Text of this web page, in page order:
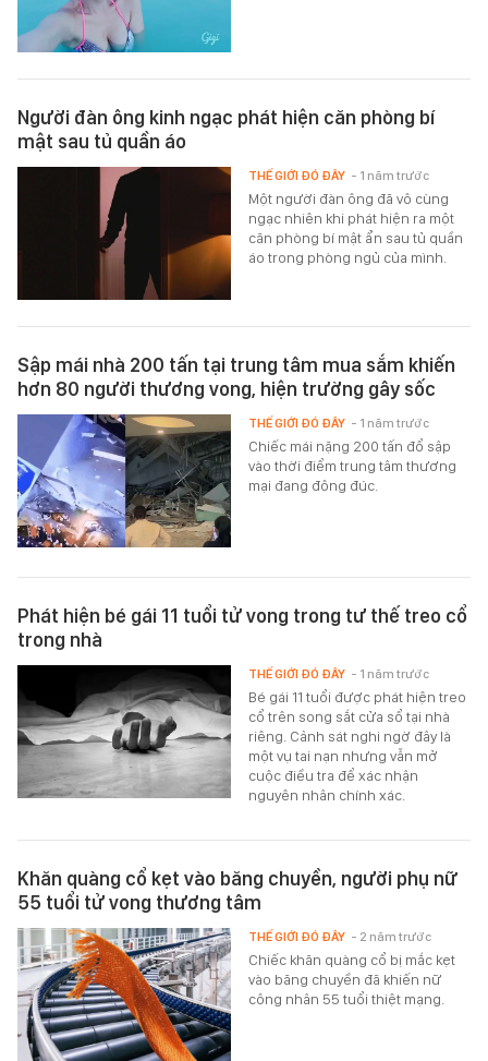
Người đàn ông kinh ngạc phát hiện căn phòng bí
mật sau tủ quần áo
Một người đàn ông đã vô cùng
ngạc nhiên khi phát hiện ra một
căn phòng bí mật ẩn sau tủ quần
áo trong phòng ngủ của mình.
THẾ GIỚI ĐÓ ĐÂY - 1 năm trước
Sập mái nhà 200 tấn tại trung tâm mua sắm khiến
hơn 80 người thương vong, hiện trường gây sốc
Chiếc mái nặng 200 tấn đổ sập
vào thời điểm trung tâm thương
mại đang đông đúc.
THẾ GIỚI ĐÓ ĐÂY - 1 năm trước
Phát hiện bé gái 11 tuổi tử vong trong tư thế treo cổ
trong nhà
Bé gái 11 tuổi được phát hiện treo
cổ trên song sắt cửa sổ tại nhà
riêng. Cảnh sát nghi ngờ đây là
một vụ tai nạn nhưng vẫn mở
cuộc điều tra để xác nhận
nguyên nhân chính xác.
THẾ GIỚI ĐÓ ĐÂY - 1 năm trước
Khăn quàng cổ kẹt vào băng chuyền, người phụ nữ
55 tuổi tử vong thương tâm
Chiếc khăn quàng cổ bị mắc kẹt
vào băng chuyền đã khiến nữ
công nhân 55 tuổi thiệt mạng.
THẾ GIỚI ĐÓ ĐÂY - 2 năm trước